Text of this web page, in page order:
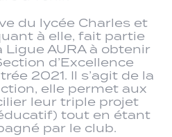
du lycée Charles et
à elle, fait partie
Ligue AURA à obtenir
d’Excellence
2021. Il s’agit de la
elle permet aux
leur triple projet
tout en étant
par le club.